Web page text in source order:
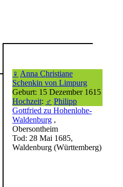
♀ Anna Christiane
Schenkin von Limpurg
Geburt: 15 Dezember 1615
Hochzeit: ♂ Philipp
Gottfried zu Hohenlohe-
Waldenburg ,
Obersontheim
Tod: 28 Mai 1685,
Waldenburg (Württemberg)